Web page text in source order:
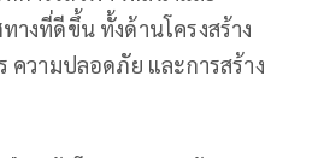
างที่ดีขึ้น ทั้งด้านโครงสร้าง
ความปลอดภัย และการสร้าง